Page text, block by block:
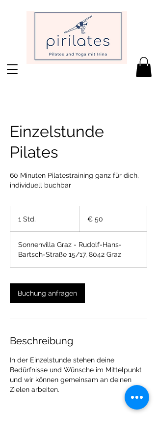
Einzelstunde
Pilates
60 Minuten Pilatestraining ganz für dich,
individuell buchbar
1 Std.
d
€ 50
Sonnenvilla Graz - Rudolf-Hans-
Bartsch-Straße 15/17, 8042 Graz
Buchung anfragen
Beschreibung
In der Einzelstunde stehen deine
Bedürfnisse und Wünsche im Mittelpunkt
und wir können gemeinsam an deinen
Zielen arbeiten.